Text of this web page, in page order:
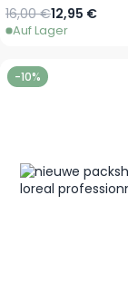
Feines &
mit Neigung zu
Ab
12,95 €
Regulärer Preis
16,00 €
Auf Lager
-10%